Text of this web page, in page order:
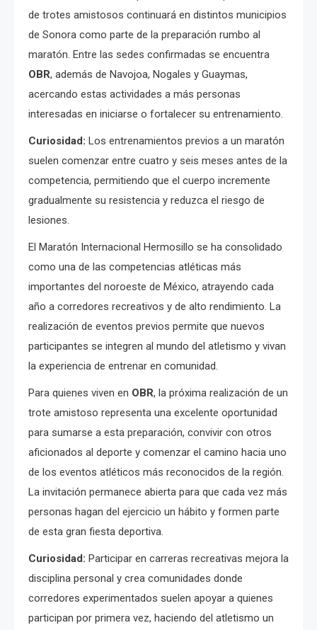
de trotes amistosos continuará en distintos municipios
de Sonora como parte de la preparación rumbo al
maratón. Entre las sedes confirmadas se encuentra
OBR, además de Navojoa, Nogales y Guaymas,
acercando estas actividades a más personas
interesadas en iniciarse o fortalecer su entrenamiento.
Curiosidad: Los entrenamientos previos a un maratón
suelen comenzar entre cuatro y seis meses antes de la
competencia, permitiendo que el cuerpo incremente
gradualmente su resistencia y reduzca el riesgo de
lesiones.
El Maratón Internacional Hermosillo se ha consolidado
como una de las competencias atléticas más
importantes del noroeste de México, atrayendo cada
año a corredores recreativos y de alto rendimiento. La
realización de eventos previos permite que nuevos
participantes se integren al mundo del atletismo y vivan
la experiencia de entrenar en comunidad.
Para quienes viven en OBR, la próxima realización de un
trote amistoso representa una excelente oportunidad
para sumarse a esta preparación, convivir con otros
aficionados al deporte y comenzar el camino hacia uno
de los eventos atléticos más reconocidos de la región.
La invitación permanece abierta para que cada vez más
personas hagan del ejercicio un hábito y formen parte
de esta gran fiesta deportiva.
Curiosidad: Participar en carreras recreativas mejora la
disciplina personal y crea comunidades donde
corredores experimentados suelen apoyar a quienes
participan por primera vez, haciendo del atletismo un